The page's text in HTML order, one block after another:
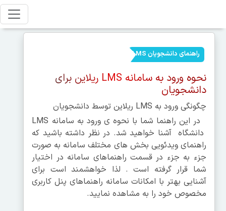
راهنمای دانشجویان LMS
نحوه ورود به سامانه LMS ریلاین برای
دانشجویان
چگونگی ورود به LMS ریلاین توسط دانشجویان
در این راهنما شما با نحوه­ ی ورود به سامانه LMS
دانشگاه آشنا خواهید شد. در نظر داشته باشید که
راهنمای ویدئویی بخش های مختلف سامانه به صورت
جزء به جزء در قسمت راهنماهای سامانه در اختیار
شما قرار گرفته است . لذا خواهشمند است برای
آشنایی بهتر با امکانات سامانه راهنماهای پنل کاربری
مخصوص خود را به مشاهده نمایید.